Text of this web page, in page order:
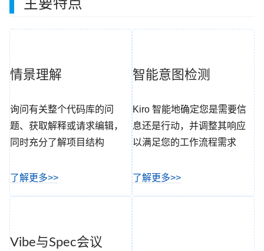
主要特点
情景理解
询问有关整个代码库的问
题、获取解释或请求编辑，
同时充分了解项目结构
了解更多>>
智能意图检测
Kiro 智能地确定您是需要信
息还是行动，并调整其响应
以满足您的工作流程需求
了解更多>>
Vibe与Spec会议